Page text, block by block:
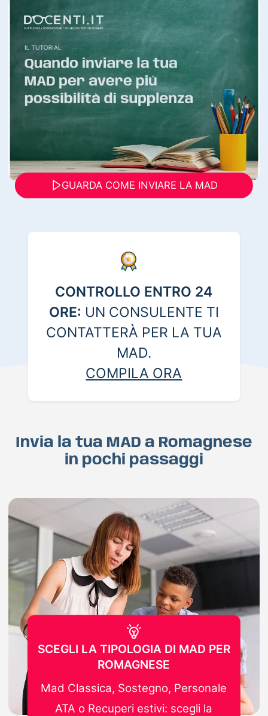
GUARDA COME INVIARE LA MAD
CONTROLLO ENTRO 24
ORE: UN CONSULENTE TI
CONTATTERÀ PER LA TUA
MAD.
COMPILA ORA
Invia la tua MAD a Romagnese
in pochi passaggi
SCEGLI LA TIPOLOGIA DI MAD PER
ROMAGNESE
Mad Classica, Sostegno, Personale
ATA o Recuperi estivi: scegli la